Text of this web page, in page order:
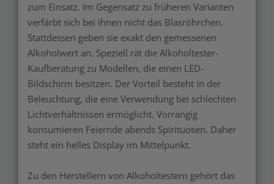
zum Einsatz. Im Gegensatz zu früheren Varianten
verfärbt sich bei ihnen nicht das Blasröhrchen.
Stattdessen geben sie exakt den gemessenen
Alkoholwert an. Speziell rät die Alkoholtester-
Kaufberatung zu Modellen, die einen LED-
Bildschirm besitzen. Der Vorteil besteht in der
Beleuchtung, die eine Verwendung bei schlechten
Lichtverhältnissen ermöglicht. Vorrangig
konsumieren Feiernde abends Spirituosen. Daher
steht ein helles Display im Mittelpunkt.
Zu den Herstellern von Alkoholtestern gehört das